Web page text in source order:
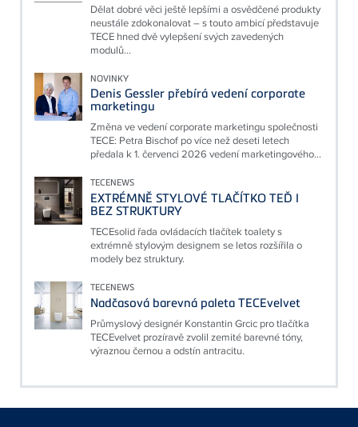
Dělat dobré věci ještě lepšími a osvědčené produkty
neustále zdokonalovat – s touto ambicí představuje
TECE hned dvě vylepšení svých zavedených
modulů...
NOVINKY
Denis Gessler přebírá vedení corporate
marketingu
Změna ve vedení corporate marketingu společnosti
TECE: Petra Bischof po více než deseti letech
předala k 1. červenci 2026 vedení marketingového...
TECENEWS
EXTRÉMNĚ STYLOVÉ TLAČÍTKO TEĎ I
BEZ STRUKTURY
TECEsolid řada ovládacích tlačítek toalety s
extrémně stylovým designem se letos rozšířila o
modely bez struktury.
TECENEWS
Nadčasová barevná paleta TECEvelvet
Průmyslový designér Konstantin Grcic pro tlačítka
TECEvelvet prozíravě zvolil zemité barevné tóny,
výraznou černou a odstín antracitu.